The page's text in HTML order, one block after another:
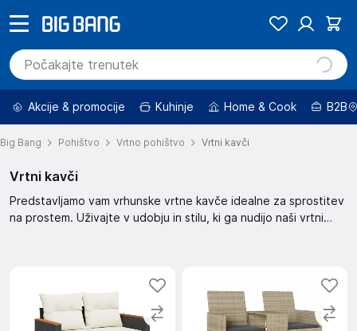
Akcije & promocije Kuhinje Home & Cook B2B
Big Bang Pohištvo Vrtno pohištvo Vrtni kavči
Vrtni kavči
Predstavljamo vam vrhunske vrtne kavče idealne za sprostitev
na prostem. Uživajte v udobju in stilu, ki ga nudijo naši vrtni